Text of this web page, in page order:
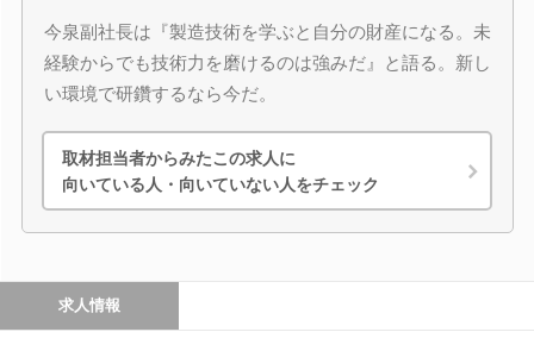
今泉副社長は『製造技術を学ぶと自分の財産になる。未
経験からでも技術力を磨けるのは強みだ』と語る。新し
い環境で研鑽するなら今だ。
取材担当者からみたこの求人に
向いている人・向いていない人をチェック
求人情報